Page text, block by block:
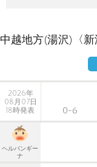
中越地方(湯沢)〈新
2026年
08月07日
18時発表
0-6
ヘルパンギー
ナ